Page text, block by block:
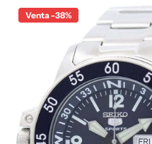
Venta -38%